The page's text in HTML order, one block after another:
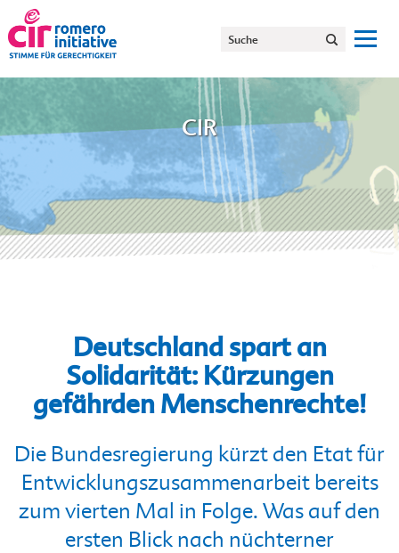
CIR
Deutschland spart an
Solidarität: Kürzungen
gefährden Menschenrechte!
Die Bundesregierung kürzt den Etat für
Entwicklungszusammenarbeit bereits
zum vierten Mal in Folge. Was auf den
ersten Blick nach nüchterner